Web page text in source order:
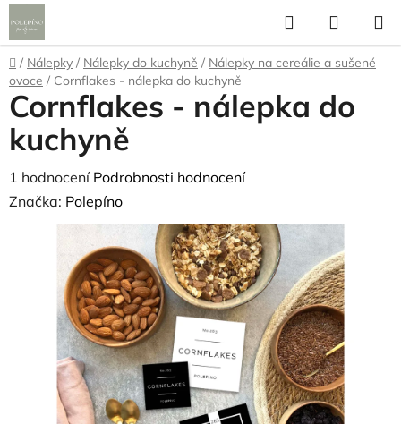
Přejít
na
obsah
Hledat
KOŠÍK
Domů
/ Nálepky / Nálepky do kuchyně / Nálepky na cereálie a sušené
ovoce / Cornflakes - nálepka do kuchyně
Cornflakes - nálepka do
kuchyně
Průměrné
hodnocení
produktu
hvězdiček.
1 hodnocení Podrobnosti hodnocení
Značka: Polepíno